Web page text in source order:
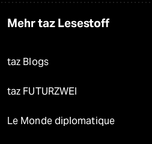
Mehr taz Lesestoff
taz Blogs
taz FUTURZWEI
Le Monde diplomatique